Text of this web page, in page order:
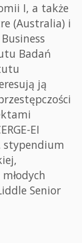
I, a także
(Australia) i
Badań
ją
EI
stypendium
Senior